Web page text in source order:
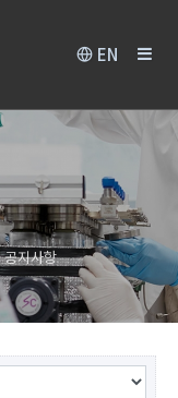
EN
공지사항